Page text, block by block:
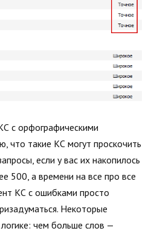
с орфографическими
что такие КС могут проскочить
если у вас их накопилось
500, а времени на все про все
КС с ошибками просто
Некоторые
чем больше слов —